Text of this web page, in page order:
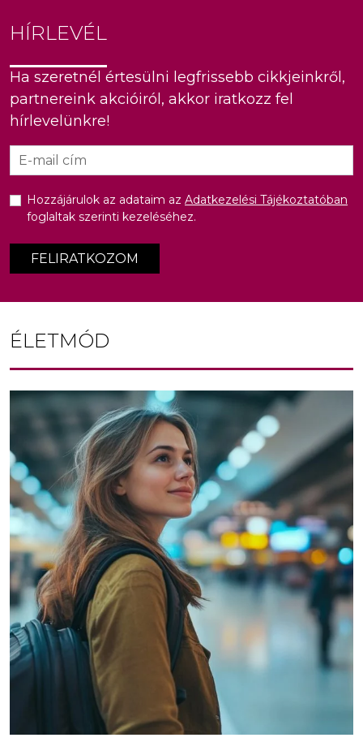
HÍRLEVÉL
Ha szeretnél értesülni legfrissebb cikkjeinkről,
partnereink akcióiról, akkor iratkozz fel
hírlevelünkre!
FELIRATKOZOM
Hozzájárulok az adataim az Adatkezelési Tájékoztatóban
foglaltak szerinti kezeléséhez.
ÉLETMÓD